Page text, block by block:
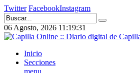
Twitter FacebookInstagram
06 Agosto, 2026 11:19:32
Inicio
Secciones
menu